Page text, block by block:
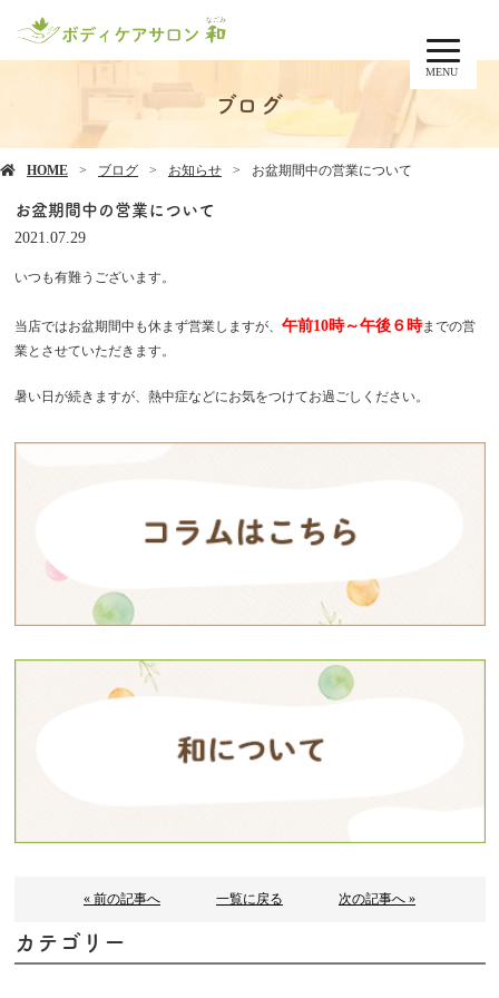
MENU
ブログ
HOME ブログ お知らせ お盆期間中の営業について
お盆期間中の営業について
2021.07.29
いつも有難うございます。
当店ではお盆期間中も休まず営業しますが、 午前10時～午後６時までの営
業とさせていただきます。
暑い日が続きますが、熱中症などにお気をつけてお過ごしください。
« 前の記事へ 一覧に戻る 次の記事へ »
カテゴリー